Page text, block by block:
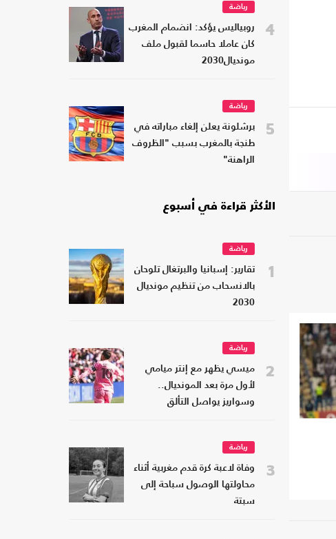
4
رياضة
روبياليس يؤكد: انضمام المغرب
كان عاملا حاسما لقبول ملف
مونديال2030
5
رياضة
برشلونة يعلن إلغاء مباراته في
طنجة بالمغرب بسبب "الظروف
الراهنة"
الأكثر قراءة في أسبوع
1
رياضة
تقارير: إسبانيا والبرتغال تلوحان
بالانسحاب من تنظيم مونديال
2030
2
رياضة
ميسي يظهر مع إنتر ميامي
لأول مرة بعد المونديال..
وسواريز يواصل التألق
3
رياضة
وفاة لاعبة كرة قدم مغربية أثناء
محاولتها الوصول سباحة إلى
سبتة